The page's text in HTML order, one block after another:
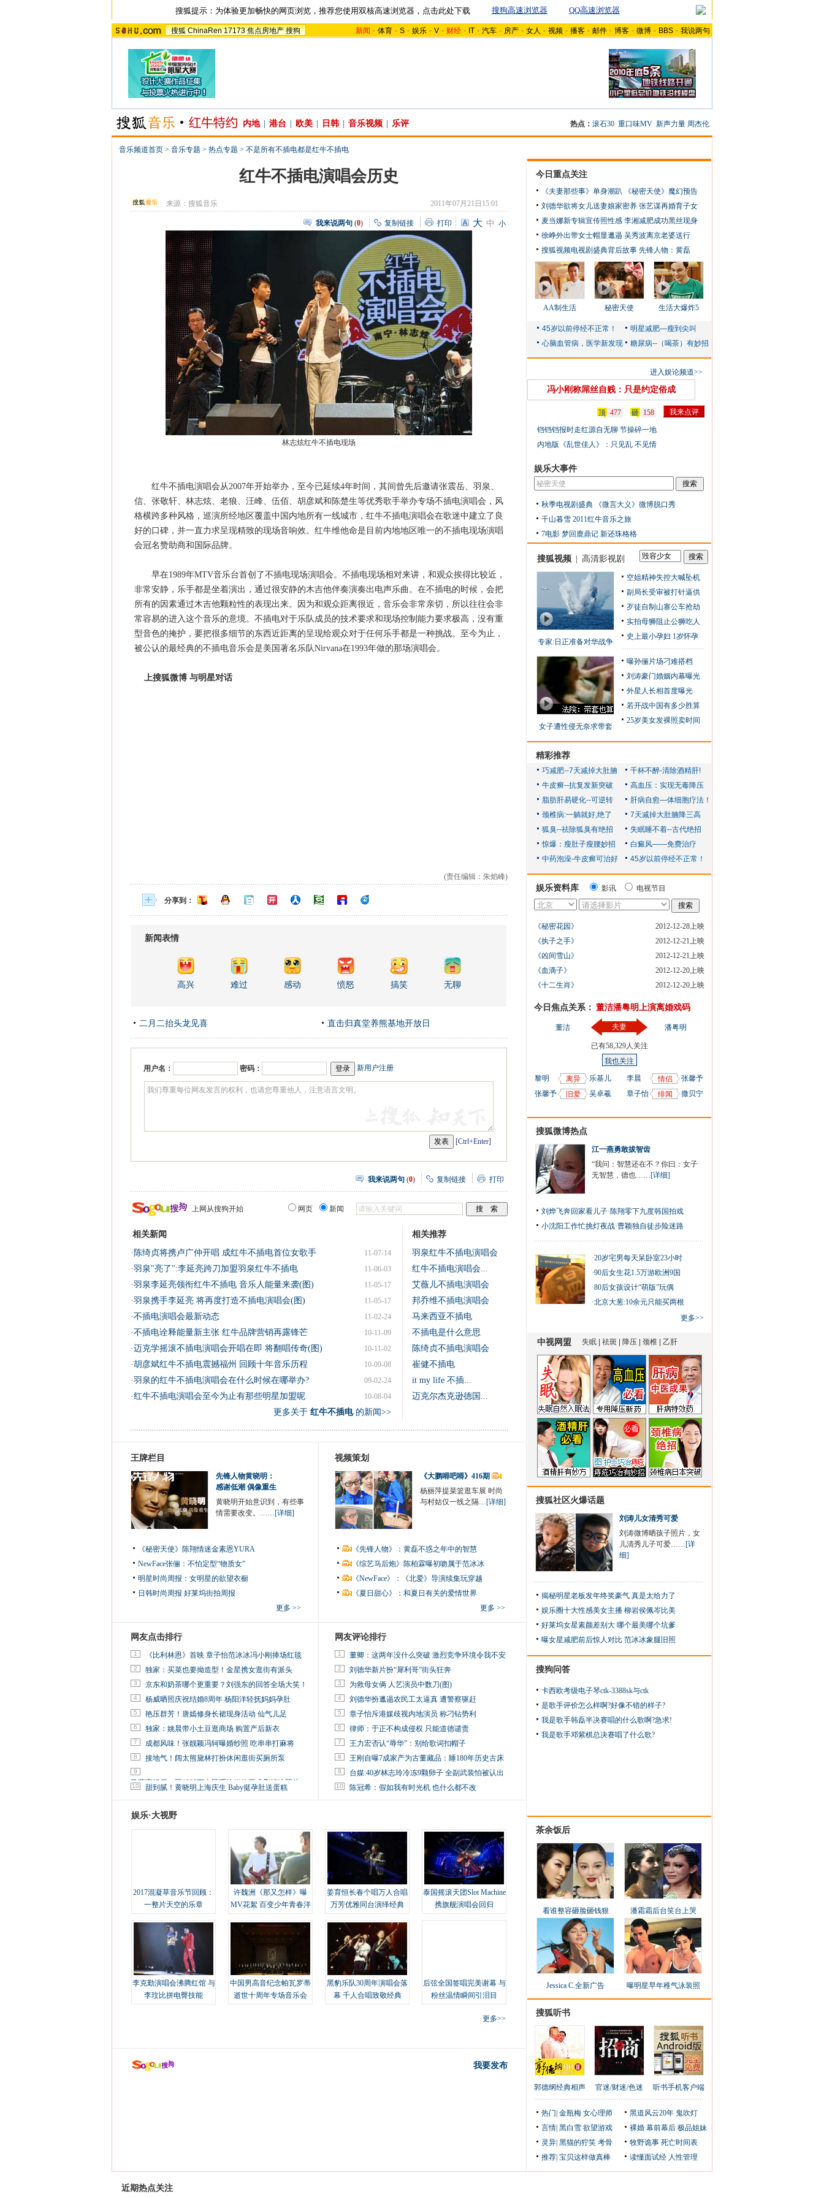
搜狐提示：为体验更加畅快的网页浏览，推荐您使用双核高速浏览器，点击此处下载 搜狗高速浏览器 QQ高速浏览器
搜狐 ChinaRen 17173 焦点房地产 搜狗 新闻 - 体育 - S - 娱乐 - V - 财经 - IT - 汽车 - 房产 - 女人 - 视频 - 播客 - 邮件 - 博客 - 微博 - BBS - 我说两句
内地 港台 欧美 日韩 音乐视频 乐评 热点： 滚石30 重口味MV 新声力量 周杰伦
音乐频道首页 > 音乐专题 > 热点专题 > 不是所有不插电都是红牛不插电
红牛不插电演唱会历史
来源：搜狐音乐 2011年07月21日15:01
我来说两句 (0) 复制链接 打印 大 中 小
林志炫红牛不插电现场
红牛不插电演唱会从2007年开始举办，至今已延续4年时间，其间曾先后邀请张震岳、羽泉、
信、张敬轩、林志炫、老狼、汪峰、伍佰、胡彦斌和陈楚生等优秀歌手举办专场不插电演唱会，风
格横跨多种风格，巡演所经地区覆盖中国内地所有一线城市，红牛不插电演唱会在歌迷中建立了良
好的口碑，并一直力求呈现精致的现场音响效。红牛维他命是目前内地地区唯一的不插电现场演唱
会冠名赞助商和国际品牌。
早在1989年MTV音乐台首创了不插电现场演唱会。不插电现场相对来讲，和观众挨得比较近，
非常安静，乐手都是坐着演出，通过很安静的木吉他伴奏演奏出电声乐曲。在不插电的时候，会把
所有的因素通过木吉他颗粒性的表现出来。因为和观众距离很近，音乐会非常亲切，所以往往会非
常容易的进入这个音乐的意境。不插电对于乐队成员的技术要求和现场控制能力要求极高，没有重
型音色的掩护，要把很多细节的东西近距离的呈现给观众对于任何乐手都是一种挑战。至今为止，
被公认的最经典的不插电音乐会是美国著名乐队Nirvana在1993年做的那场演唱会。
上搜狐微博 与明星对话
(责任编辑：朱焰峰)
分享到：
新闻表情
高兴 难过 感动 愤怒 搞笑 无聊
二月二抬头龙见喜 直击归真堂养熊基地开放日
用户名： 密码： 新用户注册
[Ctrl+Enter]
我来说两句 (0) 复制链接 打印
上网从搜狗开始 网页 新闻
相关新闻
11-07-14
· 陈绮贞将携卢广仲开唱 成红牛不插电首位女歌手
11-06-03
·羽泉"亮了":李延亮跨刀加盟羽泉红牛不插电
11-05-17
·羽泉李延亮领衔红牛不插电 音乐人能量来袭(图)
11-05-17
·羽泉携手李延亮 将再度打造不插电演唱会(图)
11-02-24
·不插电演唱会最新动态
10-11-09
·不插电诠释能量新主张 红牛品牌营销再露锋芒
10-11-02
·迈克学摇滚不插电演唱会开唱在即 将翻唱传奇(图)
10-09-08
·胡彦斌红牛不插电震撼福州 回顾十年音乐历程
09-02-24
·羽泉的红牛不插电演唱会在什么时候在哪举办?
10-08-04
·红牛不插电演唱会至今为止有那些明星加盟呢
更多关于 红牛不插电的新闻>>
相关推荐
羽泉红牛不插电演唱会
红牛不插电演唱会...
艾薇儿不插电演唱会
邦乔维不插电演唱会
马来西亚不插电
不插电是什么意思
陈绮贞不插电演唱会
崔健不插电
it my life 不插...
迈克尔杰克逊德国...
王牌栏目
先锋人物黄晓明：
感谢低潮 偶像重生
黄晓明开始意识到，有些事
情需要改变。……[详细]
《秘密天使》陈翔情迷金素恩YURA
NewFace张俪：不怕定型“物质女”
明星时尚周报：女明星的欲望衣橱
日韩时尚周报 好莱坞街拍周报
更多 >>
视频策划
《大鹏嘚吧嘚》416期
杨丽萍提菜篮逛车展 时尚
与村姑仅一线之隔…[详细]
《先锋人物》：黄磊不惑之年中的智慧
《综艺马后炮》陈柏霖曝初吻属于范冰冰
《NewFace》：《北爱》导演续集玩穿越
《夏日甜心》：和夏日有关的爱情世界
更多 >>
网友点击排行
1 《比利林恩》首映 章子怡范冰冰冯小刚捧场红毯
2 独家：买菜也要拗造型！金星携女逛街有派头
3 京东和奶茶哪个更重要？刘强东的回答全场大笑！
4 杨威晒照庆祝结婚8周年 杨阳洋轻抚妈妈孕肚
5 艳压群芳！唐嫣修身长裙现身活动 仙气儿足
6 独家：姚晨带小土豆逛商场 购置产后新衣
7 成都风味！张靓颖冯轲曝婚纱照 吃串串打麻将
8 接地气！阔太熊黛林打扮休闲逛街买厕所泵
9
马蓉离婚后，砸1000万人民币给媒体要求删掉这照片
10 甜到腻！黄晓明上海庆生 Baby挺孕肚送蛋糕
网友评论排行
1 董卿：这两年没什么突破 激烈竞争环境令我不安
2 刘德华新片扮“犀利哥”街头狂奔
3 为救母女俩 人艺演员中数刀(图)
4 刘德华扮邋遢农民工太逼真 遭警察驱赶
5 章子怡斥港媒歧视内地演员 称刁钻势利
6 律师：于正不构成侵权 只能道德谴责
7 王力宏否认“辱华”：别给歌词扣帽子
8 王刚自曝7成家产为古董藏品：睡180年历史古床
9 台媒:40岁林志玲冷冻9颗卵子 全副武装怕被认出
10 陈冠希：假如我有时光机 也什么都不改
娱乐·大视野
2017混凝草音乐节回顾：
一整片天空的乐章
许魏洲《那又怎样》曝
MV花絮 百变少年青春洋
姜育恒长春个唱万人合唱
万芳优雅同台演绎经典
泰国摇滚天团Slot Machine
携旗舰演唱会回归
李克勤演唱会沸腾红馆 与
李玟比拼电臀技能
中国男高音纪念帕瓦罗蒂
逝世十周年专场音乐会
黑豹乐队30周年演唱会落
幕 千人合唱致敬经典
后弦全国签唱完美谢幕 与
粉丝温情瞬间引泪目
更多>>
我要发布
今日重点关注
《夫妻那些事》单身潮趴
《秘密天使》魔幻预告
刘德华欲将女儿送妻娘家密养 张艺谋再婚育子女
麦当娜新专辑宣传照性感 李湘减肥成功黑丝现身
徐峥外出带女士帽显邋遢 吴秀波离京老婆送行
搜狐视频电视剧盛典背后故事 先锋人物：黄磊
AA制生活 秘密天使 生活大爆炸5
进入娱论频道>>
冯小刚称屌丝自贱：只是约定俗成
顶 477 砸
158
铛铛铛报时走红源自无聊 节操碎一地
内地版《乱世佳人》：只见乱 不见情
娱乐大事件
秋季电视剧盛典
《微言大义》微博脱口秀
千山暮雪 2011红牛音乐之旅
7电影 梦回鹿鼎记 新还珠格格
搜狐视频 高清影视剧
专家:日正准备对华战争
女子遭性侵无奈求带套
空姐精神失控大喊坠机
副局长受审被打针逼供
歹徒自制山寨公车抢劫
实拍母狮阻止公狮吃人
史上最小孕妇 1岁怀孕
曝孙俪片场刁难搭档
刘涛豪门婚姻内幕曝光
外星人长相首度曝光
若开战中国有多少胜算
25岁美女发裸照卖时间
精彩推荐
娱乐资料库 影讯 电视节目
《秘密花园》
2012-12-28上映
《执子之手》
2012-12-21上映
《凶间雪山》
2012-12-21上映
《血滴子》
2012-12-20上映
《十二生肖》
2012-12-20上映
今日焦点关系： 董洁潘粤明上演离婚戏码
董洁 夫妻
已有58,329人关注
我也关注
潘粤明
黎明 离异
乐基儿
张馨予
旧爱 吴卓羲
李晨 情侣
张馨予
章子怡
绯闻 撒贝宁
搜狐微博热点
江一燕勇敢拔智齿
“我问：智慧还在不？你曰：女子
无智慧，德也……[详细]
刘烨飞奔回家看儿子·陈翔零下九度韩国拍戏
小沈阳工作忙挑灯夜战·曹颖独自徒步险迷路
·20岁宅男每天呆卧室23小时
·90后女生花1.5万游欧洲9国
·80后女孩设计“萌版”玩偶
·北京大葱:10余元只能买两根
更多>>
搜狐社区火爆话题
刘涛儿女清秀可爱
刘涛微博晒孩子照片，女
儿清秀儿子可爱……[详
细]
揭秘明星老板发年终奖豪气 真是太给力了
娱乐圈十大性感美女主播 柳岩侯佩岑比美
好莱坞女星素颜差别大 哪个最美哪个坑爹
曝女星减肥前后惊人对比 范冰冰象腿旧照
搜狗问答
卡西欧考级电子琴ctk-3388sk与ctk
是歌手评价怎么样啊?好像不错的样子?
我是歌手韩磊半决赛唱的什么歌啊?急求!
我是歌手邓紫棋总决赛唱了什么歌?
茶余饭后
看谁整容砸脸砸钱狠 潘霜霜后台笑台上哭
Jessica C.全新广告 曝明星早年稚气泳装照
搜狐听书
郭德纲经典相声 官迷/财迷/色迷 听书手机客户端
热门 金瓶梅 女心理师 黑道风云20年 鬼吹灯
言情 黑白雪 欲望游戏 裸婚 幕前幕后 极品姐妹
灵异 黑猫的狞笑 考骨 牧野诡事 死亡时间表
推荐 宝贝这样做真棒 读懂面试经 人性管理
近期热点关注